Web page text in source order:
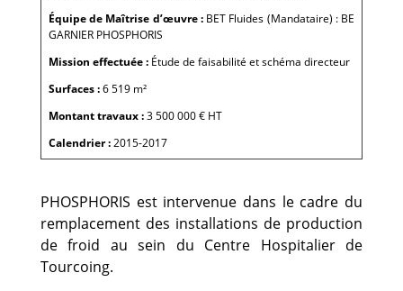
Équipe de Maîtrise d’œuvre : BET Fluides (Mandataire) : BE
GARNIER PHOSPHORIS
Mission effectuée : Étude de faisabilité et schéma directeur
Surfaces :6 519 m²
Montant travaux :3 500 000 € HT
Calendrier :2015-2017
PHOSPHORIS est intervenue dans le cadre du
remplacement des installations de production
de froid au sein du Centre Hospitalier de
Tourcoing.